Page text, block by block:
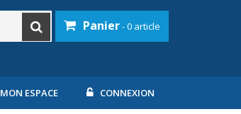
Panier- 0 article
MON ESPACE CONNEXION